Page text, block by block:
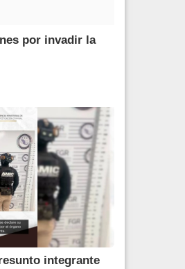
por invadir la
integrante